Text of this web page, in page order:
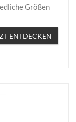
Größen
ENTDECKEN